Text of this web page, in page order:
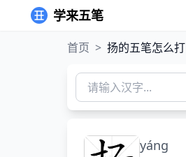
学来五笔
首页 > 扬的五笔怎么打
yáng